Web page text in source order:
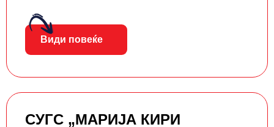
Види повеќе
СУГС „МАРИЈА КИРИ